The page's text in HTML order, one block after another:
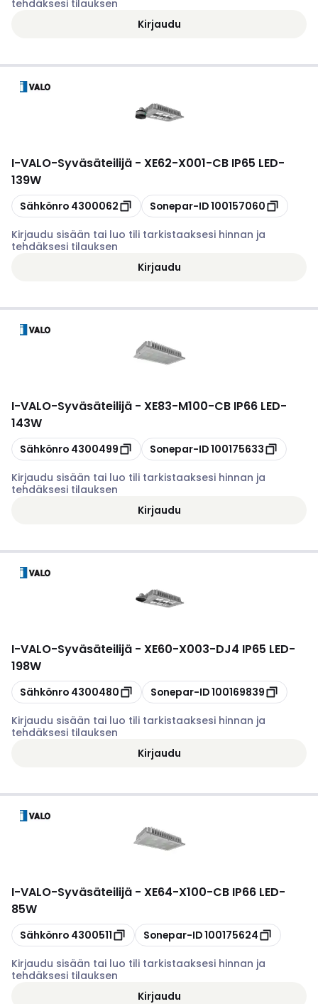
tehdäksesi tilauksen
Kirjaudu
I-VALO-Syväsäteilijä - XE62-X001-CB IP65 LED-
139W
Kopioi
Sähkönro 4300062 Kopioi
Sonepar-ID100157060
Kirjaudu sisään tai luo tili tarkistaaksesi hinnan ja
tehdäksesi tilauksen
Kirjaudu
I-VALO-Syväsäteilijä - XE83-M100-CB IP66 LED-
143W
Kopioi
Sähkönro 4300499 Kopioi
Sonepar-ID100175633
Kirjaudu sisään tai luo tili tarkistaaksesi hinnan ja
tehdäksesi tilauksen
Kirjaudu
I-VALO-Syväsäteilijä - XE60-X003-DJ4 IP65 LED-
198W
Kopioi
Sähkönro 4300480 Kopioi
Sonepar-ID100169839
Kirjaudu sisään tai luo tili tarkistaaksesi hinnan ja
tehdäksesi tilauksen
Kirjaudu
I-VALO-Syväsäteilijä - XE64-X100-CB IP66 LED-
85W
Kopioi
Sähkönro 4300511 Kopioi
Sonepar-ID100175624
Kirjaudu sisään tai luo tili tarkistaaksesi hinnan ja
tehdäksesi tilauksen
Kirjaudu